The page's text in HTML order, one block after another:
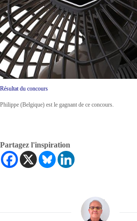
Résultat du concours
Philippe (Belgique) est le gagnant de ce concours.
Partagez l'inspiration